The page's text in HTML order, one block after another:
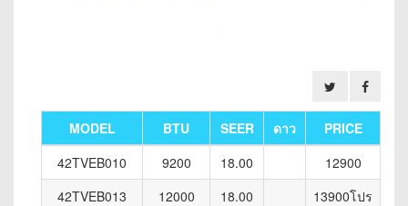
MODEL BTU SEER ดาว
PRICE
42TVEB010
9200 18.00
12900
42TVEB013
12000 18.00
13900โปร